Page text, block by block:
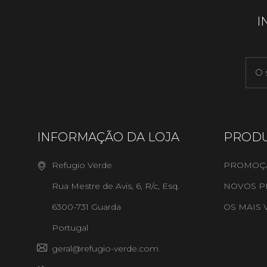
INFORMAÇÃO DA LOJA
Refugio Verde
Rua Mestre de Avis, 6, R/c, Esq.
6300-731 Guarda
Portugal
geral@refugio-verde.com
NOVOS
OS MAIS